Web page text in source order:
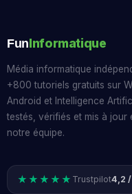
FunInformatique
Média informatique
+800 tutoriels gratuits sur
Android et Intelligence
testés, vérifiés et mis à jour
notre équipe.
★★★★★ Trustpilot4,2 /